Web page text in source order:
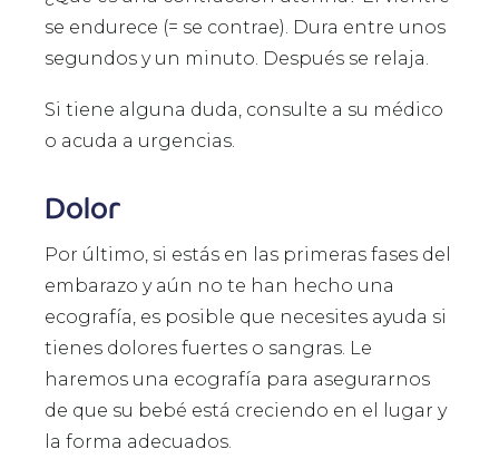
se endurece (= se contrae). Dura entre unos
segundos y un minuto. Después se relaja.
Si tiene alguna duda, consulte a su médico
o acuda a urgencias.
Dolor
Por último, si estás en las primeras fases del
embarazo y aún no te han hecho una
ecografía, es posible que necesites ayuda si
tienes dolores fuertes o sangras. Le
haremos una ecografía para asegurarnos
de que su bebé está creciendo en el lugar y
la forma adecuados.